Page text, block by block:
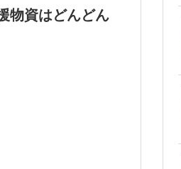
物資はどんどん